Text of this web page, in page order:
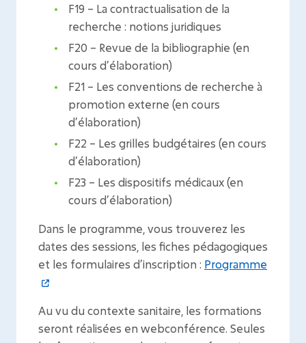
F19 – La contractualisation de la
recherche : notions juridiques
F20 – Revue de la bibliographie (en
cours d’élaboration)
F21 – Les conventions de recherche à
promotion externe (en cours
d’élaboration)
F22 – Les grilles budgétaires (en cours
d’élaboration)
F23 – Les dispositifs médicaux (en
cours d’élaboration)
Dans le programme, vous trouverez les
dates des sessions, les fiches pédagogiques
et les formulaires d’inscription : Programme
Au vu du contexte sanitaire, les formations
seront réalisées en webconférence. Seules